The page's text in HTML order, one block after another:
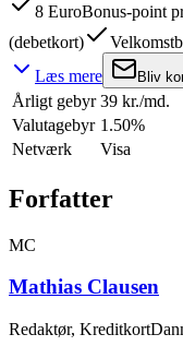
8 EuroBonus-point
(debetkort)
Læs mere
Bliv
Årligt gebyr 39 kr./md.
Valutagebyr 1.50%
Netværk
Visa
Forfatter
MC
Mathias Clausen
Redaktør,